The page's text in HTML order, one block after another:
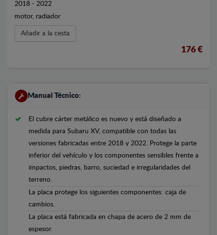
2018 - 2022
motor, radiador
Añadir a la cesta
176 €
Manual Técnico:
El cubre cárter metálico es nuevo y está diseñado a
medida para Subaru XV, compatible con todas las
versiones fabricadas entre 2018 y 2022. Protege la parte
inferior del vehículo y los componentes sensibles frente a
impactos, piedras, barro, suciedad e irregularidades del
terreno.
La placa protege los siguientes componentes: caja de
cambios.
La placa está fabricada en chapa de acero de 2 mm de
espesor.